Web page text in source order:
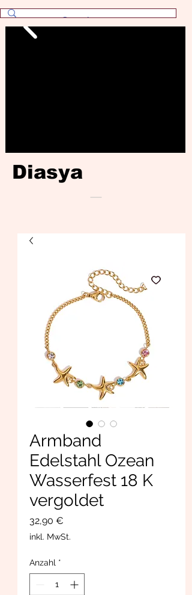
Diasya
Armband
Edelstahl Ozean
Wasserfest 18 K
vergoldet
32,90 €
inkl. MwSt.
Anzahl *